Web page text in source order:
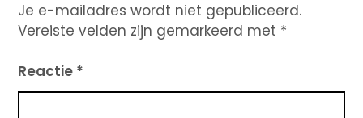
Je e-mailadres wordt niet gepubliceerd.
Vereiste velden zijn gemarkeerd met *
Reactie *